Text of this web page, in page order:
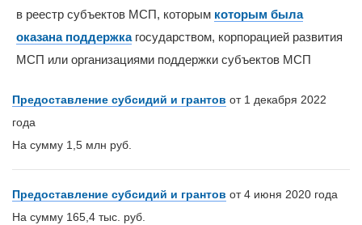
в реестр субъектов МСП, которым которым была
оказана поддержкагосударством, корпорацией развития
МСП или организациями поддержки субъектов МСП
Предоставление субсидий и грантов от 1 декабря 2022
года
На сумму 1,5 млн руб.
Предоставление субсидий и грантов от 4 июня 2020 года
На сумму 165,4 тыс. руб.